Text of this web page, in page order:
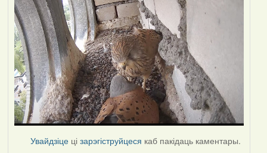
Увайдзіце цізарэгіструйцеся каб пакідаць каментары.